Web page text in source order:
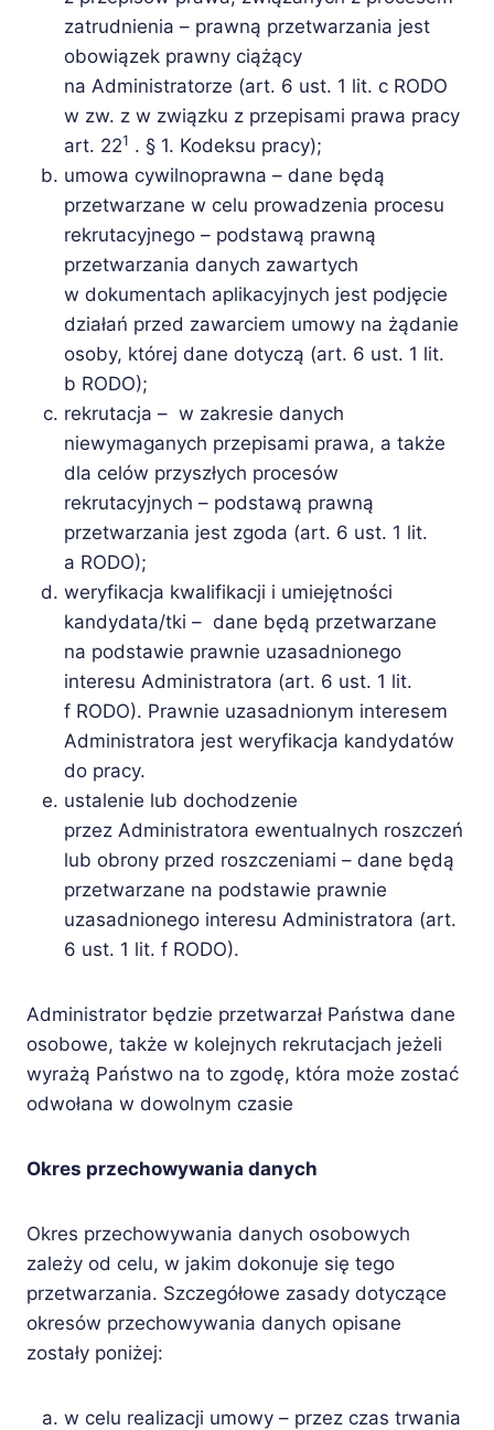
zatrudnienia – prawną przetwarzania jest
obowiązek prawny ciążący
na Administratorze (art. 6 ust. 1 lit. c RODO
w zw. z w związku z przepisami prawa pracy
art. 221 . § 1. Kodeksu pracy);
umowa cywilnoprawna – dane będą
przetwarzane w celu prowadzenia procesu
rekrutacyjnego – podstawą prawną
przetwarzania danych zawartych
w dokumentach aplikacyjnych jest podjęcie
działań przed zawarciem umowy na żądanie
osoby, której dane dotyczą (art. 6 ust. 1 lit.
b RODO);
rekrutacja – w zakresie danych
niewymaganych przepisami prawa, a także
dla celów przyszłych procesów
rekrutacyjnych – podstawą prawną
przetwarzania jest zgoda (art. 6 ust. 1 lit.
a RODO);
weryfikacja kwalifikacji i umiejętności
kandydata/tki – dane będą przetwarzane
na podstawie prawnie uzasadnionego
interesu Administratora (art. 6 ust. 1 lit.
f RODO). Prawnie uzasadnionym interesem
Administratora jest weryfikacja kandydatów
do pracy.
ustalenie lub dochodzenie
przez Administratora ewentualnych roszczeń
lub obrony przed roszczeniami – dane będą
przetwarzane na podstawie prawnie
uzasadnionego interesu Administratora (art.
6 ust. 1 lit. f RODO).
Administrator będzie przetwarzał Państwa dane
osobowe, także w kolejnych rekrutacjach jeżeli
wyrażą Państwo na to zgodę, która może zostać
odwołana w dowolnym czasie
Okres przechowywania danych
Okres przechowywania danych osobowych
zależy od celu, w jakim dokonuje się tego
przetwarzania. Szczegółowe zasady dotyczące
okresów przechowywania danych opisane
zostały poniżej:
w celu realizacji umowy – przez czas trwania